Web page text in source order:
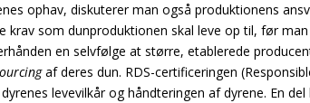
ophav, diskuterer man også produktionens
krav som dunproduktionen skal leve op til, før
en selvfølge at større, etablerede
af deres dun. RDS-certificeringen
levevilkår og håndteringen af dyrene. En